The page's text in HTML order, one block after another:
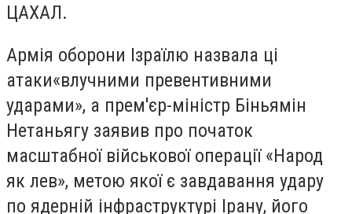
ЦАХАЛ.
Армія оборони Ізраїлю назвала ці
атаки«влучними превентивними
ударами», а прем'єр-міністр Біньямін
Нетаньягу заявив про початок
масштабної військової операції «Народ
як лев», метою якої є завдавання удару
по ядерній інфраструктурі Ірану, його